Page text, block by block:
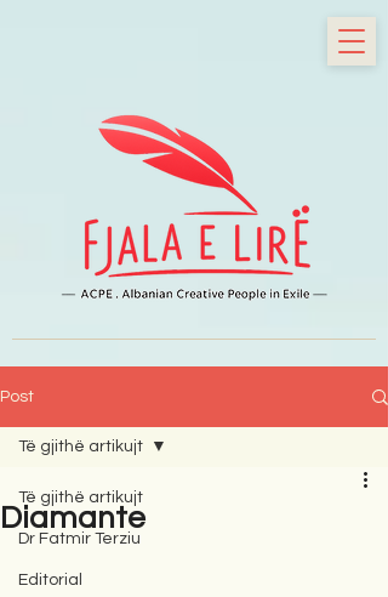
Post
Të gjithë artikujt
Dr Fatmir Terziu
Editorial
Të gjithë artikujt
Diamante